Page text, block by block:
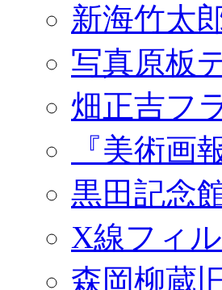
新海竹太
写真原板
畑正吉フ
『美術画
黒田記念
X線フィ
森岡柳蔵